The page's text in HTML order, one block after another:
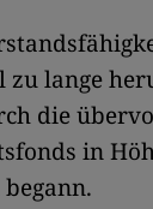
zu lange
die
in